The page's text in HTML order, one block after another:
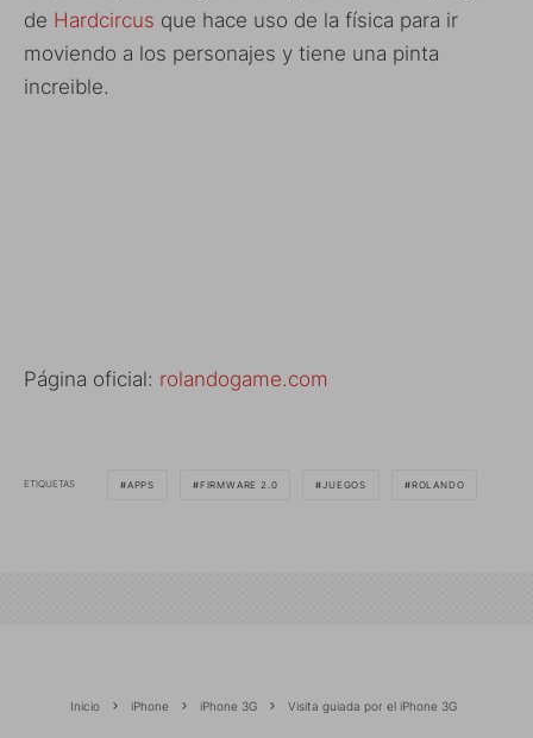
de Hardcircus que hace uso de la física para ir
moviendo a los personajes y tiene una pinta
increible.
Página oficial: rolandogame.com
ETIQUETAS APPS FIRMWARE 2.0 JUEGOS ROLANDO
Inicio iPhone iPhone 3G Visita guiada por el iPhone 3G